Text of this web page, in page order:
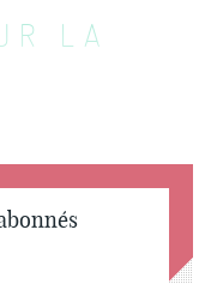
LA